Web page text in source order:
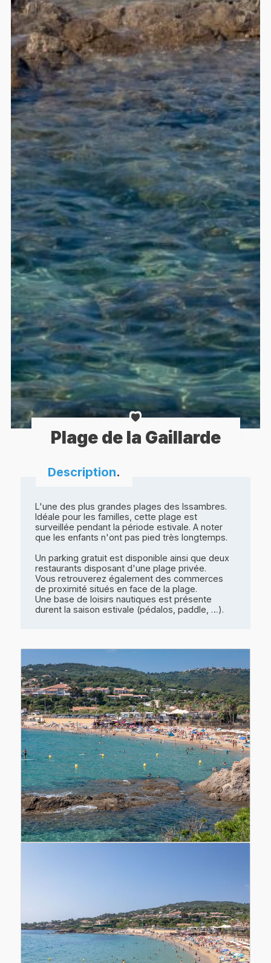
Plage de la Gaillarde
Description.
L'une des plus grandes plages des Issambres.
Idéale pour les familles, cette plage est
surveillée pendant la période estivale. A noter
que les enfants n'ont pas pied très longtemps.
Un parking gratuit est disponible ainsi que deux
restaurants disposant d'une plage privée.
Vous retrouverez également des commerces
de proximité situés en face de la plage.
Une base de loisirs nautiques est présente
durent la saison estivale (pédalos, paddle, …).